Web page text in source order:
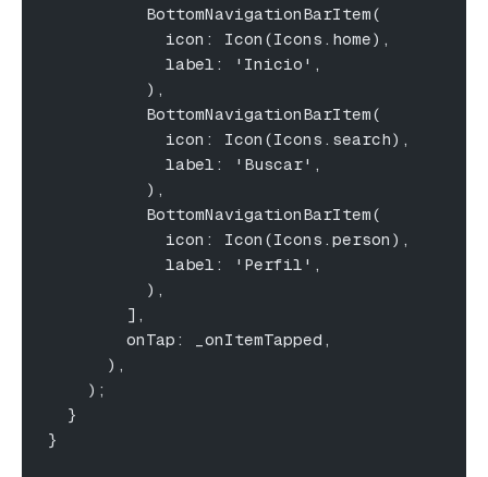
          BottomNavigationBarItem(
            icon: Icon(Icons.home),
            label: 'Inicio',
          ),
          BottomNavigationBarItem(
            icon: Icon(Icons.search),
            label: 'Buscar',
          ),
          BottomNavigationBarItem(
            icon: Icon(Icons.person),
            label: 'Perfil',
          ),
        ],
        onTap: _onItemTapped,
      ),
    );
  }
}